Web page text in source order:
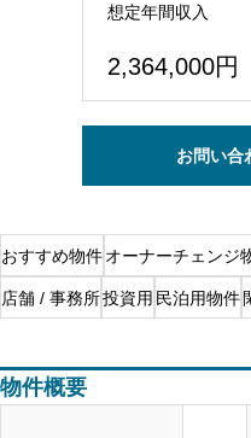
想定年間収入
2,364,000円
お問い合
おすすめ物件オーナーチェンジ
店舗 / 事務所投資用 民泊用物件
物件概要